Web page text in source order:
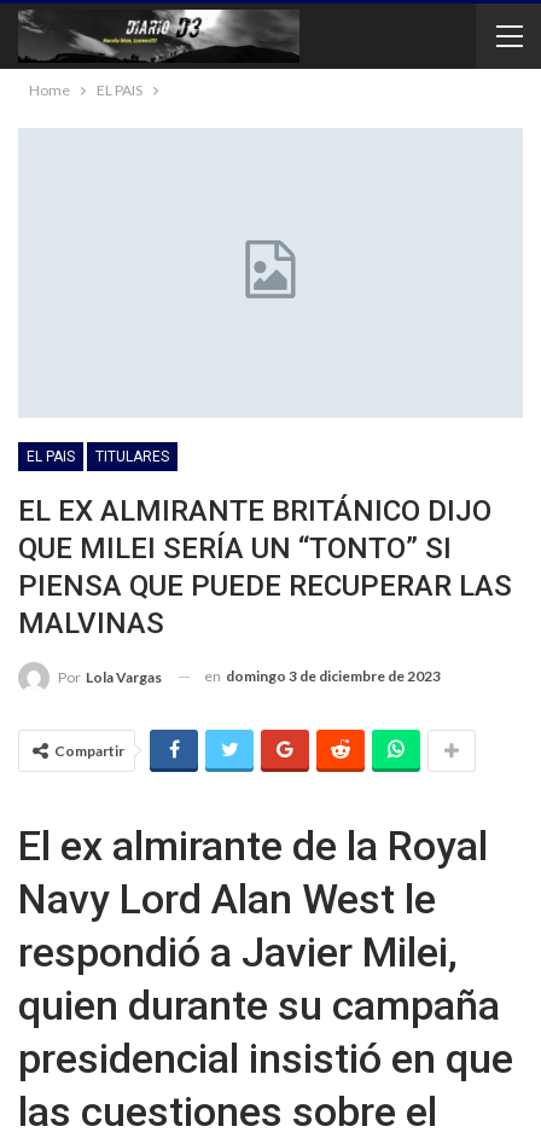
Home EL PAIS
EL PAIS TITULARES
EL EX ALMIRANTE BRITÁNICO DIJO
QUE MILEI SERÍA UN “TONTO” SI
PIENSA QUE PUEDE RECUPERAR LAS
MALVINAS
Por Lola Vargas en domingo 3 de diciembre de 2023
Compartir
El ex almirante de la Royal
Navy Lord Alan West le
respondió a Javier Milei,
quien durante su campaña
presidencial insistió en que
las cuestiones sobre el